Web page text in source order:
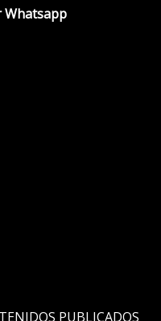
Whatsapp
PUBLICADOS